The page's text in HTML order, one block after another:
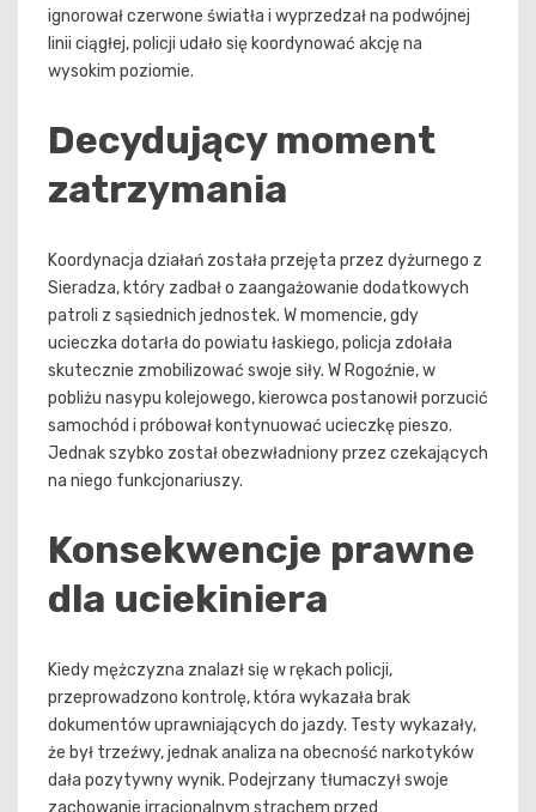
ignorował czerwone światła i wyprzedzał na podwójnej
linii ciągłej, policji udało się koordynować akcję na
wysokim poziomie.
Decydujący moment
zatrzymania
Koordynacja działań została przejęta przez dyżurnego z
Sieradza, który zadbał o zaangażowanie dodatkowych
patroli z sąsiednich jednostek. W momencie, gdy
ucieczka dotarła do powiatu łaskiego, policja zdołała
skutecznie zmobilizować swoje siły. W Rogoźnie, w
pobliżu nasypu kolejowego, kierowca postanowił porzucić
samochód i próbował kontynuować ucieczkę pieszo.
Jednak szybko został obezwładniony przez czekających
na niego funkcjonariuszy.
Konsekwencje prawne
dla uciekiniera
Kiedy mężczyzna znalazł się w rękach policji,
przeprowadzono kontrolę, która wykazała brak
dokumentów uprawniających do jazdy. Testy wykazały,
że był trzeźwy, jednak analiza na obecność narkotyków
dała pozytywny wynik. Podejrzany tłumaczył swoje
zachowanie irracjonalnym strachem przed